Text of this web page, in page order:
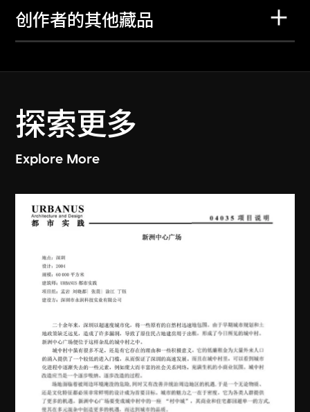
创作者的其他藏品
探索更多
Explore More